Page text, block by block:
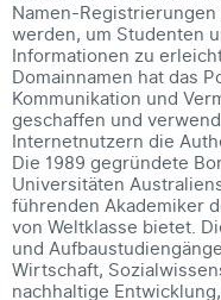
Namen-
werden, um Studenten
Informationen zu
Domainnamen hat das
Kommunikation und
geschaffen und
Internetnutzern die
Die 1989 gegründete
Universitäten
führenden Akademiker
von Weltklasse bietet.
und
Wirtschaft,
nachhaltige